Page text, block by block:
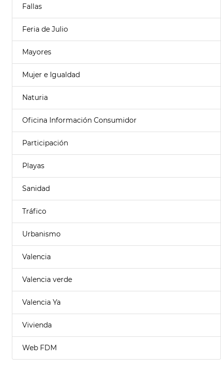
Fallas
Feria de Julio
Mayores
Mujer e Igualdad
Naturia
Oficina Información Consumidor
Participación
Playas
Sanidad
Tráfico
Urbanismo
Valencia
Valencia verde
Valencia Ya
Vivienda
Web FDM